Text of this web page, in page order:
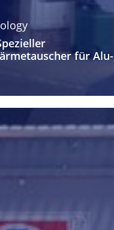
für Alu-